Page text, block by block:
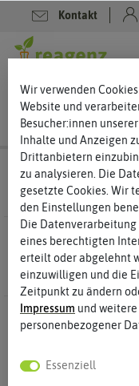
Kontakt
Reagenzgläser
23 ErgebnisseGefunden
Filter
Wir verwenden
Website und
Besucher:innen unserer
Inhalte und Anzeigen
Drittanbietern
zu analysieren. Die
gesetzte Cookies. Wir
den Einstellungen
Die
eines berechtigten
erteilt oder abgelehnt
einzuwilligen und die
Zeitpunkt zu ändern
Impressum und
personenbezogener
Essenziell